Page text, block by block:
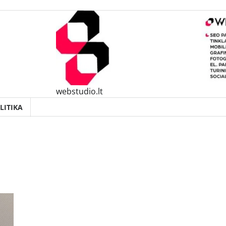
webstudio.lt